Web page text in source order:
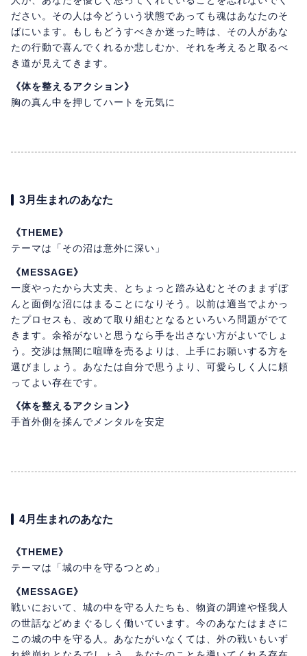
ださい。その人は今どういう状態であっても魂はあなたのそ
ばにいます。もしもどうすべきか迷った時は、その人があな
たの行動で喜んでくれるか悲しむか、それを考えると取るべ
き道が見えてきます。
《体を整えるアクション》
胸の真ん中を押してハートを元気に
3月生まれのあなた
《THEME》
テーマは「その沼は意外に深い」
《MESSAGE》
一度やったから大丈夫、とちょっと踏み込むとそのままずぼ
んと面倒な沼にはまることになりそう。以前は適当でよかっ
たプロセスも、改めて取り組むとなるといろいろ問題がでて
きます。余裕がないと思うなら手を出さない方がよいでしょ
う。交渉は無闇に喧嘩を売るよりは、上手にお願いする方を
選びましょう。あなたは自分で思うより、可愛らしく人に頼
ってよい存在です。
《体を整えるアクション》
手首外側を揉んでメンタルを安定
4月生まれのあなた
《THEME》
テーマは「城の中を守るつとめ」
《MESSAGE》
戦いにおいて、城の中を守る人たちも、物資の調達や怪我人
の世話などめまぐるしく働いています。今のあなたはまさに
この城の中を守る人。あなたがいなくては、外の戦いもいず